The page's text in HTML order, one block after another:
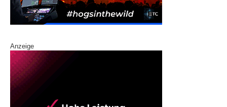
Anzeige